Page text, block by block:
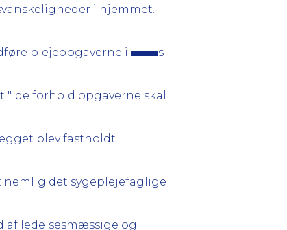
i hjemmet.
plejeopgaverne i
s
forhold opgaverne skal
blev fastholdt.
nemlig det sygeplejefaglige
af ledelsesmæssige og